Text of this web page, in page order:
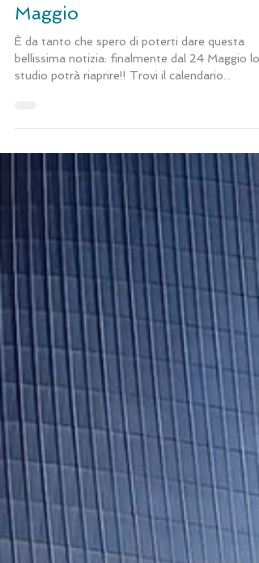
20 mag 2021 Tempo di lettura: 1 min
Maggio
È da tanto che spero di poterti dare questa
bellissima notizia: finalmente dal 24 Maggio lo
studio potrà riaprire!! Trovi il calendario...